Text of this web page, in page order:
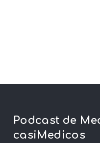
Podcast de
casiMedicos